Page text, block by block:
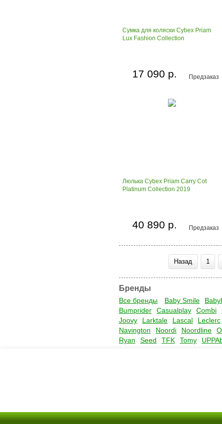
Сумка для коляски Cybex Priam
Lux Fashion Collection
Предзаказ
17 090 р.
Люлька Cybex Priam Carry Cot
Platinum Collection 2019
Предзаказ
40 890 р.
Назад 1
Бренды
Все бренды Baby Smile
Bumprider
Casualplay Combi
Joovy
Larktale Lascal
Leclerc
Navington
Noordi Noordline
Ryan
Seed TFK Tomy